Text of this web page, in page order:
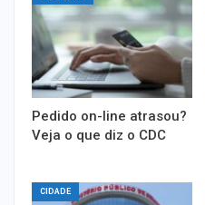
Pedido on-line atrasou?
Veja o que diz o CDC
CIDADE